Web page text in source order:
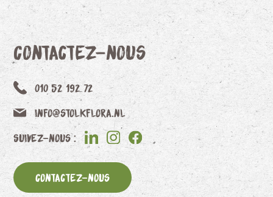
Contactez-nous
010 52 192 72
info@stolkflora.nl
Suivez-nous :
Contactez-nous